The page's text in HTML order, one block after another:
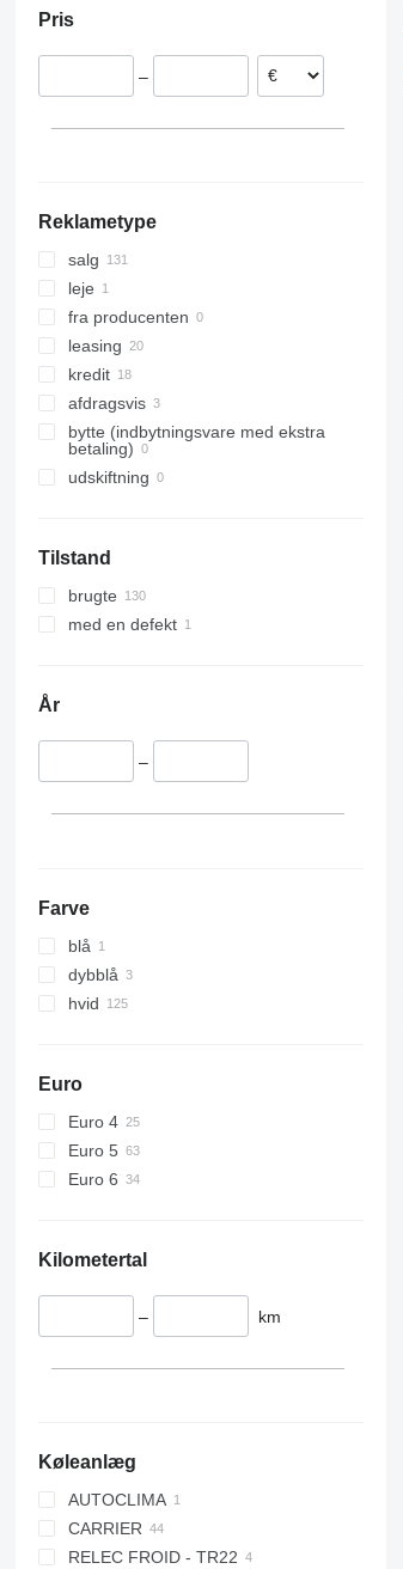
Polen
Belgien
Pris
–
Reklametype
salg
leje
fra producenten
leasing
kredit
afdragsvis
bytte (indbytningsvare med ekstra
betaling)
udskiftning
Tilstand
brugte
med en defekt
År
–
Farve
blå
dybblå
hvid
Euro
Euro 4
Euro 5
Euro 6
Kilometertal
– km
Køleanlæg
AUTOCLIMA
CARRIER
XARIOS 200
RELEC FROID - TR22